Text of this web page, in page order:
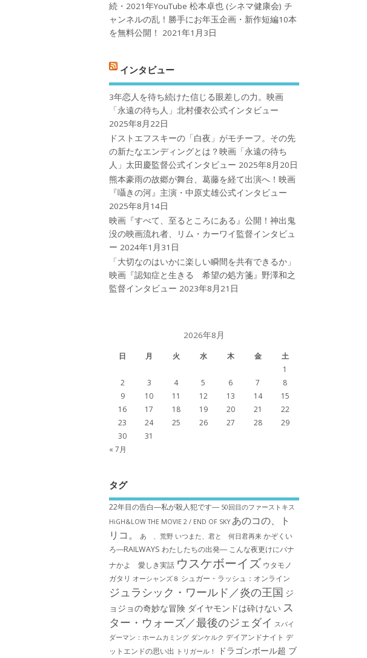
続・2021年YouTube 松本卓也 (シネマ健康会) チ
ャンネルの乱！勝手にお年玉企画・新作短編10本
を無料公開！
2021年1月3日
インタビュー
3年恋人を待ち続けた信じる眼差しの力。映画
「永遠の待ち人」北村優衣公式インタビュー
2025年8月22日
ドストエフスキーの「白夜」がモチーフ。その先
の新たなエンディングとは？映画「永遠の待ち
人」太田慶監督公式インタビュー 2025年8月20日
熊本豪雨の故郷が舞台、葛藤を経て出演へ！映画
『囁きの河』主演・中原丈雄公式インタビュー
2025年8月14日
映画『すべて、至るところにある』公開！神出鬼
没の映画流れ者、リム・カーワイ監督インタビュ
ー 2024年1月31日
「大切なのはいかに楽しい瞬間を共有できるか」
映画『認知症と生きる 希望の処方箋』野澤和之
監督インタビュー 2023年8月21日
2026年8月
日 月 火 水 木 金
土
1
2
3 4 5 6 7
8
9
10 11 12 13 14
15
16
17 18 19 20 21
22
23
24 25 26 27 28
29
30
31
« 7月
タグ
22年目の告白―私が殺人犯です― 50回目のファーストキス
HiGH&LOW THE MOVIE 2 / END OF SKY あのコの、ト
リコ。
あゝ、荒野 いつまた、君と 何日君再来 かぞくい
ろ―RAILWAYS わたしたちの出発― こんな夜更けにバナ
ナかよ 愛しき実話 ウスケボーイズ ウタモノ
ガタリ オーシャンズ８ シュガー・ラッシュ：オ​ンライン
ジュラシック・ワールド／炎の王国 ジ
ョジョの奇妙な冒険 ダイヤモンドは砕けない ス
ター・ウォーズ／最後のジェダイ スパイ
ダーマン：ホームカミング ダンケルク デイアンドナイト デ
ットエンドの思い出
トリガール！ ドラゴンボール超 ブ